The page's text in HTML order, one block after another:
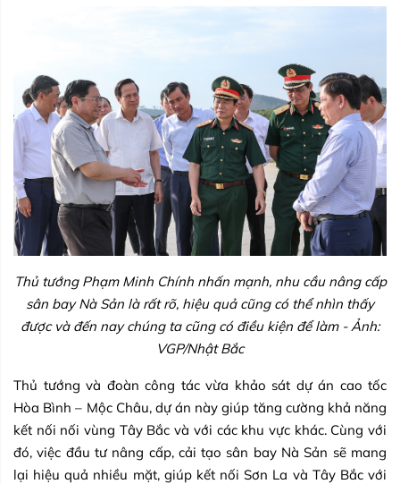
Thủ tướng Phạm Minh Chính nhấn mạnh, nhu cầu nâng cấp
sân bay Nà Sản là rất rõ, hiệu quả cũng có thể nhìn thấy
được và đến nay chúng ta cũng có điều kiện để làm - Ảnh:
VGP/Nhật Bắc
Thủ tướng và đoàn công tác vừa khảo sát dự án cao tốc
Hòa Bình – Mộc Châu, dự án này giúp tăng cường khả năng
kết nối nối vùng Tây Bắc và với các khu vực khác. Cùng với
đó, việc đầu tư nâng cấp, cải tạo sân bay Nà Sản sẽ mang
lại hiệu quả nhiều mặt, giúp kết nối Sơn La và Tây Bắc với